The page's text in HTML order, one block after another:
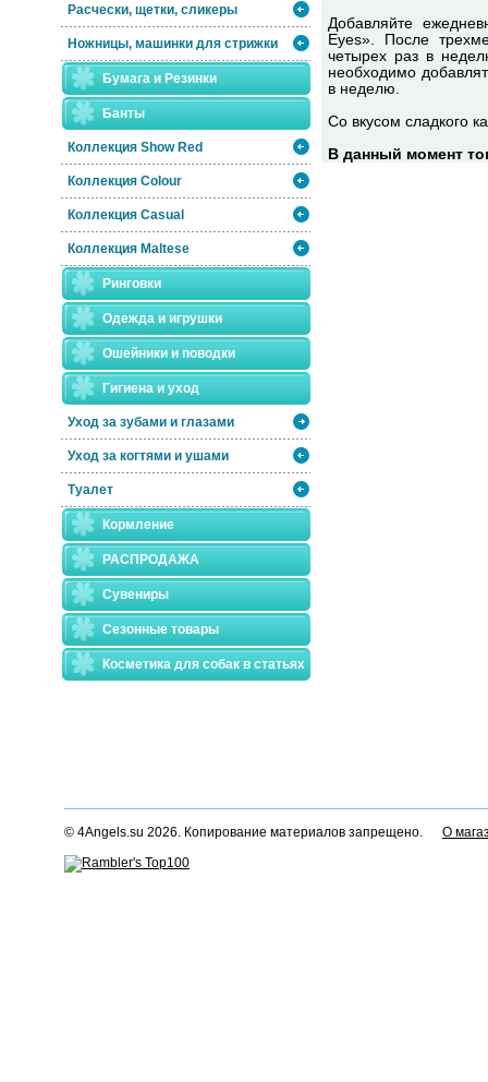
Расчески, щетки, сликеры
Ножницы, машинки для стрижки
Бумага и Резинки
Банты
Коллекция Show Red
Коллекция Colour
Коллекция Casual
Коллекция Maltese
Ринговки
Одежда и игрушки
Ошейники и поводки
Гигиена и уход
Уход за зубами и глазами
Уход за когтями и ушами
Туалет
Кормление
РАСПРОДАЖА
Сувениры
Сезонные товары
Косметика для собак в статьях
Добавляйте
Eyes». После
четырех раз в
необходимо
в неделю.
Со вкусом сладкого
В данный момент
© 4Angels.su 2026. Копирование материалов запрещено. О